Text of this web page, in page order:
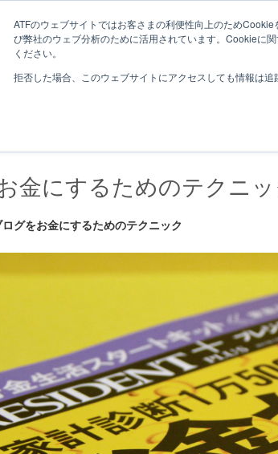
ATFのウェブサイトではお客さまの利便性向上のため
び弊社のウェブ分析のために活用されています。Cookieに
ください。
拒否した場合、このウェブサイトにアクセスしても情報は
Web制作考え方 サービスメニュ
金にするためのテクニッ
ログをお金にするためのテクニック